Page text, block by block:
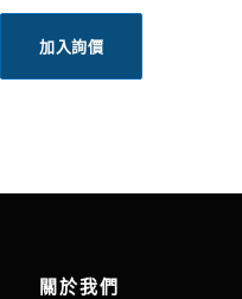
加入詢價
關於我們